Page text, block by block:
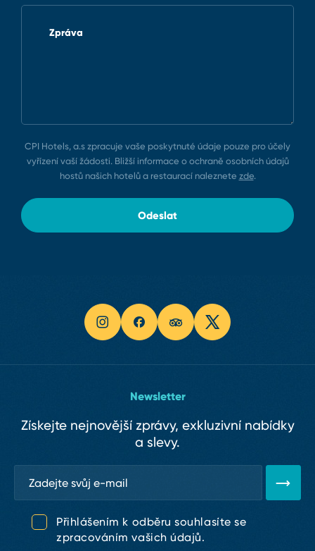
Zpráva
CPI Hotels, a.s zpracuje vaše poskytnuté údaje pouze pro účely
vyřízení vaší žádosti. Bližší informace o ochraně osobních údajů
hostů našich hotelů a restaurací naleznete zde.
Odeslat
Newsletter
Získejte nejnovější zprávy, exkluzivní nabídky
a slevy.
Přihlášením k odběru souhlasíte se
zpracováním vašich údajů.